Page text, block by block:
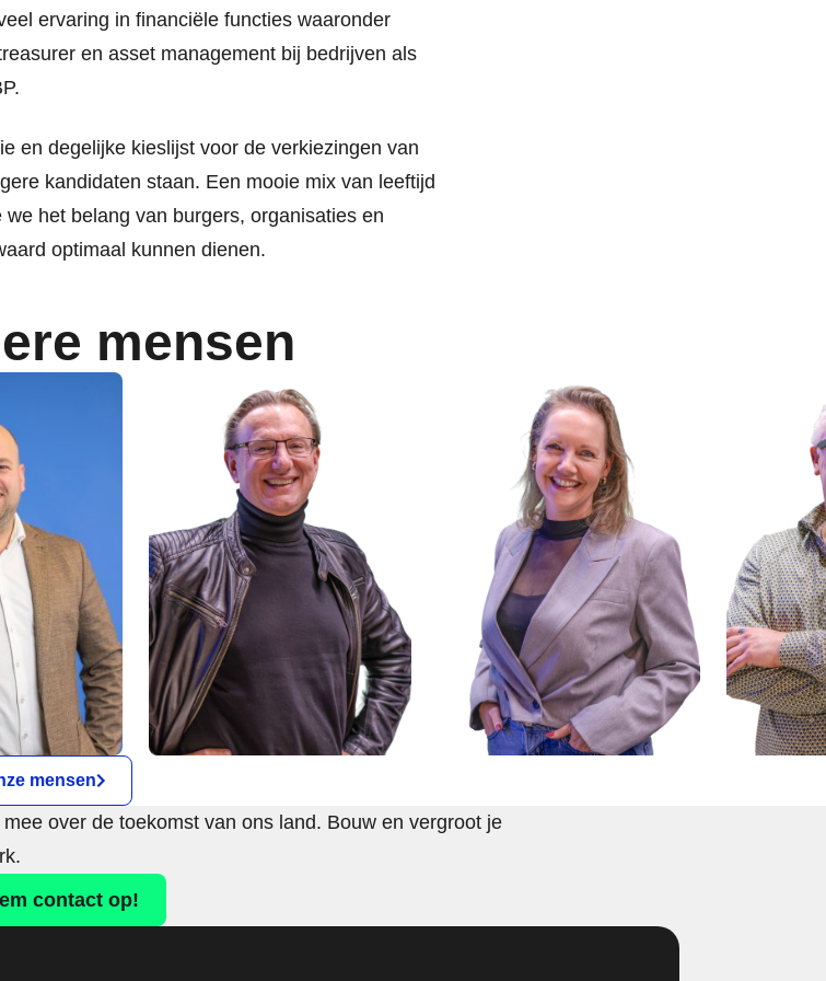
ervaring in financiële functies waaronder
en asset management bij bedrijven als
en degelijke kieslijst voor de verkiezingen van
kandidaten staan. Een mooie mix van leeftijd
het belang van burgers, organisaties en
optimaal kunnen dienen.
mensen
mensen
mee over de toekomst van ons land. Bouw en vergroot je
contact op!